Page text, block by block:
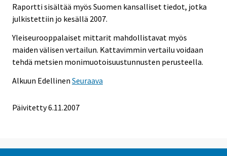
Raportti sisältää myös Suomen kansalliset tiedot, jotka
julkistettiin jo kesällä 2007.
Yleiseurooppalaiset mittarit mahdollistavat myös
maiden välisen vertailun. Kattavimmin vertailu voidaan
tehdä metsien monimuotoisuustunnusten perusteella.
Alkuun Edellinen Seuraava
Päivitetty6.11.2007